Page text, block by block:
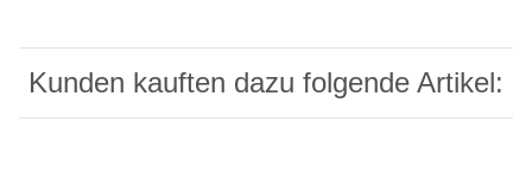
Kunden kauften dazu folgende Artikel: